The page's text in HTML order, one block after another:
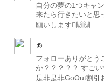
自分の夢の1つキャ
来たら行きたいと思
願いします🙌🙌
®️
フォローありがとう
か？？？？？ すごい
是非是非GoOut割引